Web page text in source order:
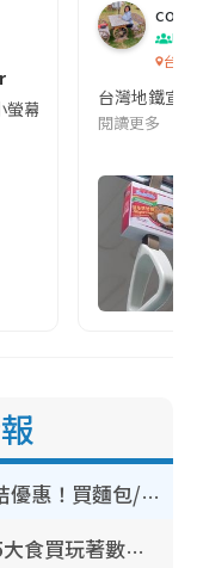
幕啦!這次的劇本改編
co
吹
台灣
台灣地鐵宣
閱讀更多
長者優惠｜OK便利店推樂悠咭優惠！買麵包/牛奶/保健品拍卡即減
【8月生日優惠2026】全港85大食買玩著數攻略 自助餐/火鍋放題同行免費＋誠品/DONKI送現金券